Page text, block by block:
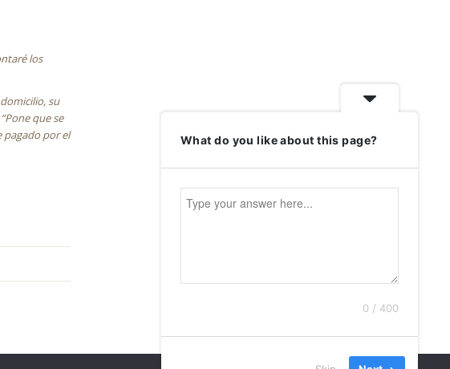
los
su
que se
pagado por el
What do you like about this page?
0 / 400